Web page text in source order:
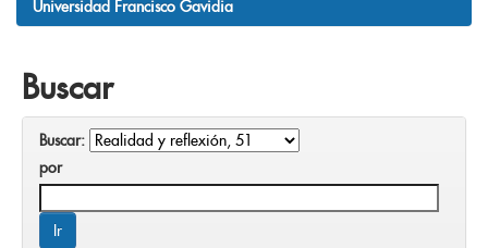
Universidad Francisco Gavidia
Buscar
Buscar:
por